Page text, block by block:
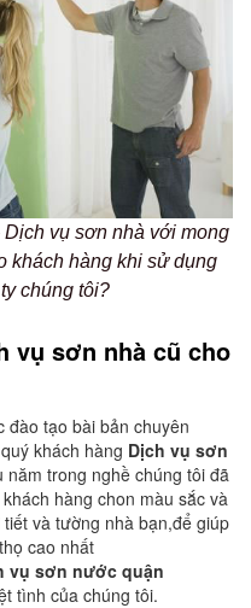
vụ sơn nhà với mong
khách hàng khi sử dụng
chúng tôi?
vụ sơn nhà cũ cho
đào tạo bài bản chuyên
khách hàng Dịch vụ sơn
năm trong nghề chúng tôi đã
hàng chon màu sắc và
và tường nhà bạn,để giúp
cao nhất
vụ sơn nước quận
tình của chúng tôi.